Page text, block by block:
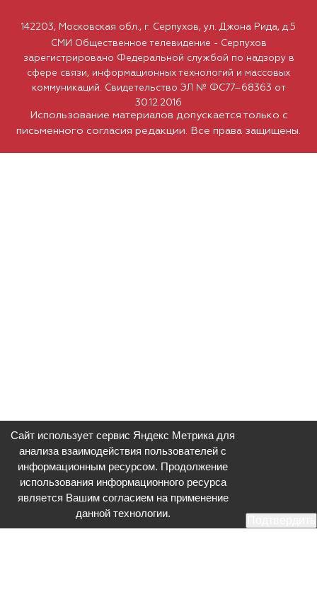
Использование материалов допускается только с
письменного согласия редакции. Все права защищены.
142203, Московская обл., г. Серпухов, ул. Джона Рида, д.5
СМИ Общественное телевидение - Серпухов
зарегистрировано Федеральной службой по надзору в
сфере связи, информационных технологий и массовых
коммуникаций. Свидетельство ЭЛ № ФС77–68363 от
30.12.2016
Сайт использует сервис Яндекс Метрика для
анализа взаимодействия пользователей с
информационным ресурсом. Продолжение
использования информационного ресурса
является Вашим согласием на применение
данной технологии.